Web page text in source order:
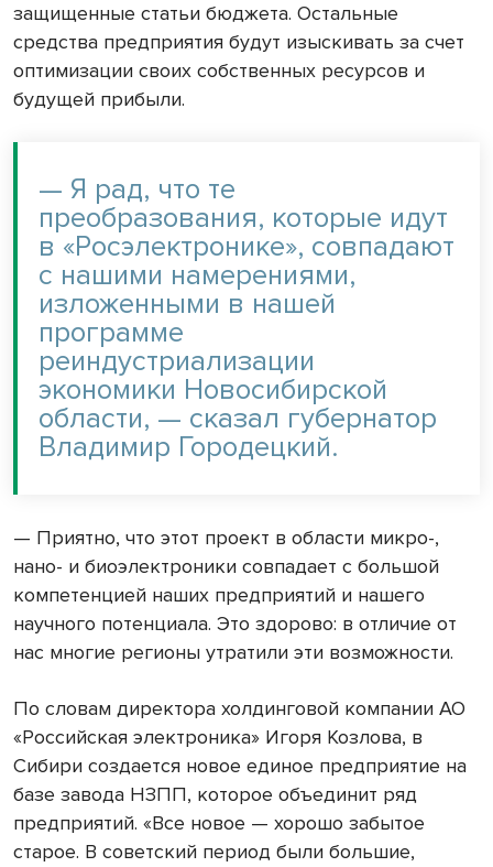
защищенные статьи бюджета. Остальные
средства предприятия будут изыскивать за счет
оптимизации своих собственных ресурсов и
будущей прибыли.
— Я рад, что те
преобразования, которые идут
в «Росэлектронике», совпадают
с нашими намерениями,
изложенными в нашей
программе
реиндустриализации
экономики Новосибирской
области, — сказал губернатор
Владимир Городецкий.
— Приятно, что этот проект в области микро-,
нано- и биоэлектроники совпадает с большой
компетенцией наших предприятий и нашего
научного потенциала. Это здорово: в отличие от
нас многие регионы утратили эти возможности.
По словам директора холдинговой компании АО
«Российская электроника» Игоря Козлова, в
Сибири создается новое единое предприятие на
базе завода НЗПП, которое объединит ряд
предприятий. «Все новое — хорошо забытое
старое. В советский период были большие,